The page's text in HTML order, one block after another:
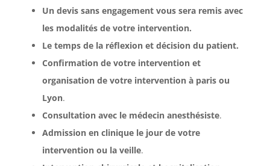
Un devis sans engagement vous sera remis avec
les modalités de votre intervention.
Le temps de la réflexion et décision du patient.
Confirmation de votre intervention et
organisation de votre intervention à paris ou
Lyon.
Consultation avec le médecin anesthésiste.
Admission en clinique le jour de votre
intervention ou la veille.